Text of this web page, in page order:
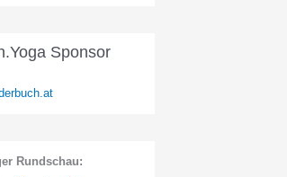
Sponsor
Rundschau: